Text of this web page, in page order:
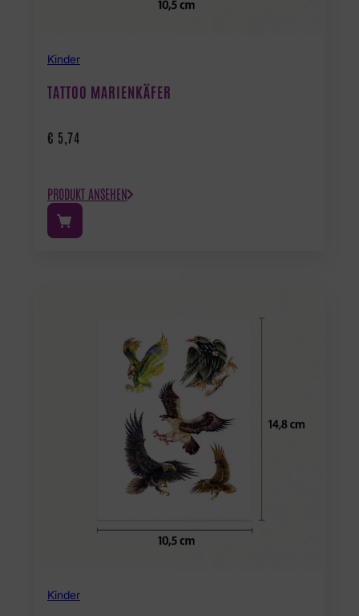
Kinder
TATTOO MARIENKÄFER
€ 5,74
PRODUKT ANSEHEN
Kinder